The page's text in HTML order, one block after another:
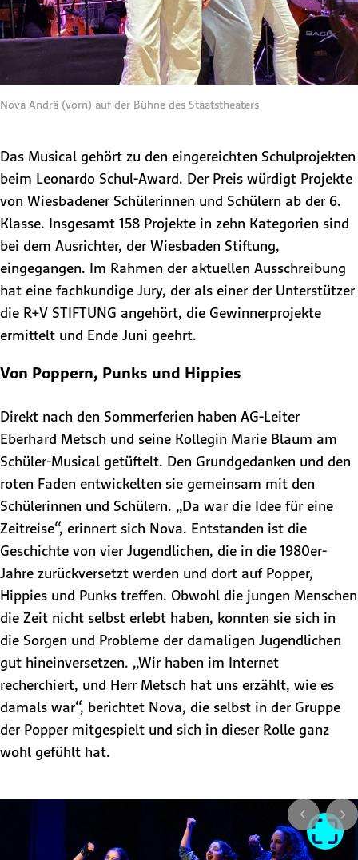
Nova Andrä (vorn) auf der Bühne des Staatstheaters
Das Musical gehört zu den eingereichten Schulprojekten
beim Leonardo Schul-Award. Der Preis würdigt Projekte
von Wiesbadener Schülerinnen und Schülern ab der 6.
Klasse. Insgesamt 158 Projekte in zehn Kategorien sind
bei dem Ausrichter, der Wiesbaden Stiftung,
eingegangen. Im Rahmen der aktuellen Ausschreibung
hat eine fachkundige Jury, der als einer der Unterstützer
die R+V STIFTUNG angehört, die Gewinnerprojekte
ermittelt und Ende Juni geehrt.
Von Poppern, Punks und Hippies
Direkt nach den Sommerferien haben AG-Leiter
Eberhard Metsch und seine Kollegin Marie Blaum am
Schüler-Musical getüftelt. Den Grundgedanken und den
roten Faden entwickelten sie gemeinsam mit den
Schülerinnen und Schülern. „Da war die Idee für eine
Zeitreise“, erinnert sich Nova. Entstanden ist die
Geschichte von vier Jugendlichen, die in die 1980er-
Jahre zurückversetzt werden und dort auf Popper,
Hippies und Punks treffen. Obwohl die jungen Menschen
die Zeit nicht selbst erlebt haben, konnten sie sich in
die Sorgen und Probleme der damaligen Jugendlichen
gut hineinversetzen. „Wir haben im Internet
recherchiert, und Herr Metsch hat uns erzählt, wie es
damals war“, berichtet Nova, die selbst in der Gruppe
der Popper mitgespielt und sich in dieser Rolle ganz
wohl gefühlt hat.